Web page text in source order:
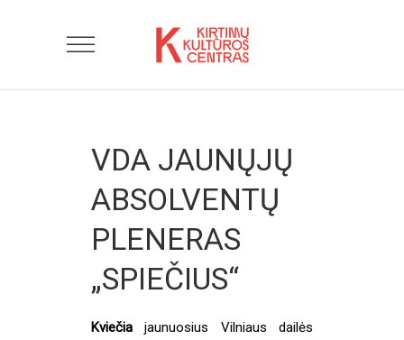
VDA JAUNŲJŲ
ABSOLVENTŲ
PLENERAS
„SPIEČIUS“
Kviečia jaunuosius Vilniaus dailės